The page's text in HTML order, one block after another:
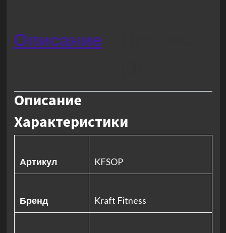
Описание
Описание
Характеристики
Артикул KFSOP
Бренд Kraft Fitness